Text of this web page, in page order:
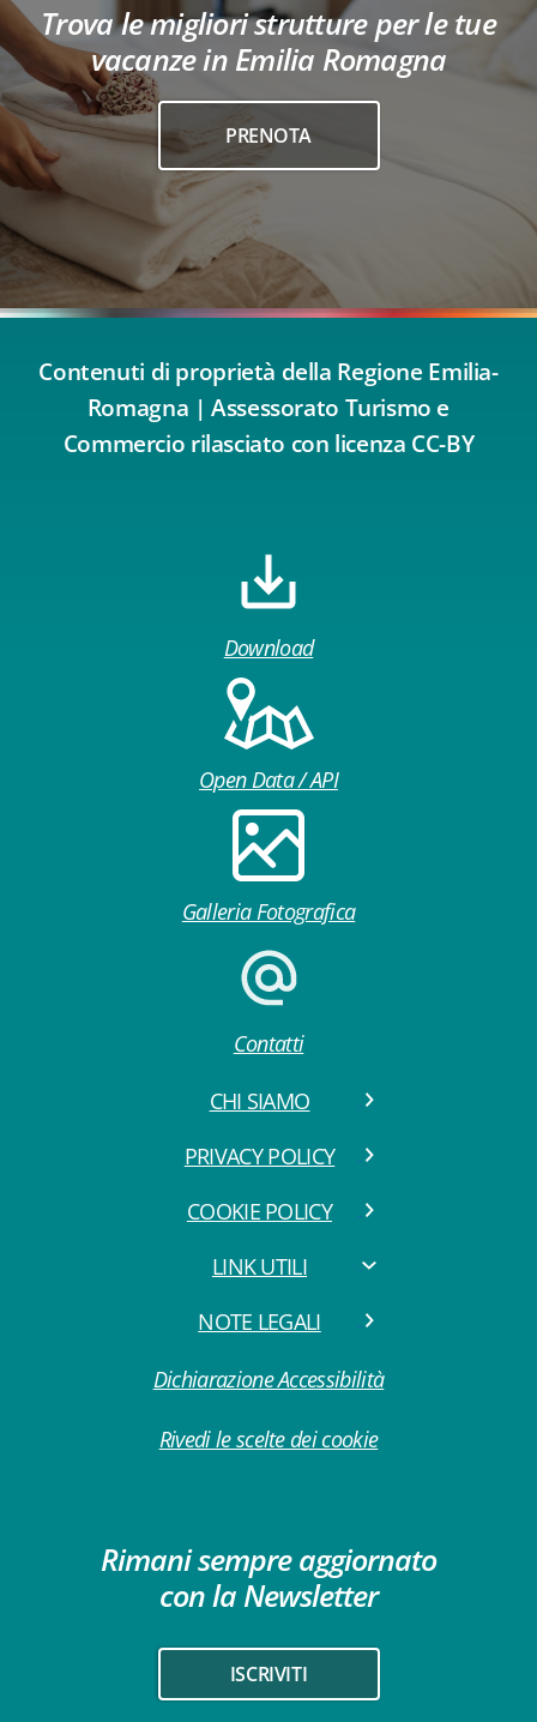
Trova le migliori strutture per le tue
vacanze in Emilia Romagna
PRENOTA
Contenuti di proprietà della Regione Emilia-
Romagna | Assessorato Turismo e
Commercio rilasciato con licenza CC-BY
Download
Open Data / API
Galleria Fotografica
Contatti
CHI SIAMO
PRIVACY POLICY
COOKIE POLICY
LINK UTILI
NOTE LEGALI
Dichiarazione Accessibilità
Rivedi le scelte dei cookie
Rimani sempre aggiornato
con la Newsletter
ISCRIVITI